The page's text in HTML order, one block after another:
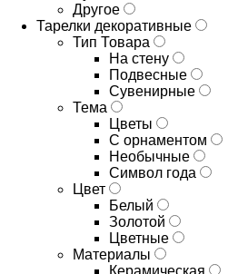
Другое
Тарелки декоративные
Тип Товара
На стену
Подвесные
Сувенирные
Тема
Цветы
С орнаментом
Необычные
Символ года
Цвет
Белый
Золотой
Цветные
Материалы
Керамическая